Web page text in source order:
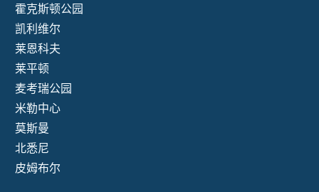
霍克斯顿公园
凯利维尔
莱恩科夫
莱平顿
麦考瑞公园
米勒中心
莫斯曼
北悉尼
皮姆布尔